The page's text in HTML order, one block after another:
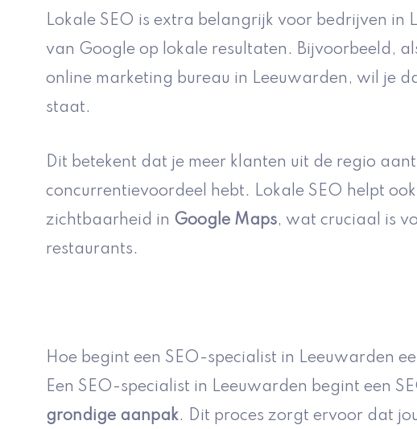
Lokale SEO is extra belangrijk voor bedrijven in
van Google op lokale resultaten. Bijvoorbeeld,
online marketing bureau in Leeuwarden, wil je
staat.
Dit betekent dat je meer klanten uit de regio
concurrentievoordeel hebt. Lokale SEO helpt
zichtbaarheid in Google Maps, wat cruciaal is
restaurants.
Hoe begint een SEO-specialist in Leeuwarden
Een SEO-specialist in Leeuwarden begint een
grondige aanpak. Dit proces zorgt ervoor dat